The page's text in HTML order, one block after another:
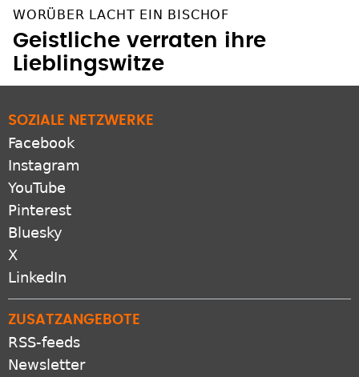
WORÜBER LACHT EIN BISCHOF
Geistliche verraten ihre
Lieblingswitze
SOZIALE NETZWERKE
Facebook
Instagram
YouTube
Pinterest
Bluesky
X
LinkedIn
ZUSATZANGEBOTE
RSS-feeds
Newsletter